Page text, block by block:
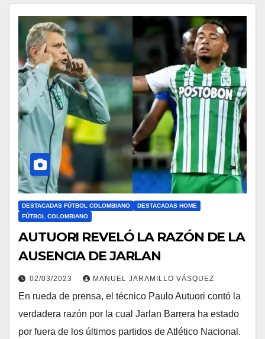
DESTACADAS FÚTBOL COLOMBIANO
DESTACADAS HOME
FÚTBOL COLOMBIANO
AUTUORI REVELÓ LA RAZÓN DE LA
AUSENCIA DE JARLAN
02/03/2023 MANUEL JARAMILLO VÁSQUEZ
En rueda de prensa, el técnico Paulo Autuori contó la
verdadera razón por la cual Jarlan Barrera ha estado
por fuera de los últimos partidos de Atlético Nacional.